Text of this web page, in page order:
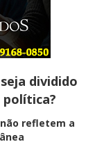
o que é
em saúde
Digital
dividido
refletem a